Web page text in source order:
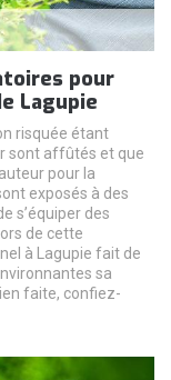
pour
Lagupie
risquée étant
sont affûtés et que
pour la
exposés à des
s’équiper des
de cette
à Lagupie fait de
sa
faite, confiez-